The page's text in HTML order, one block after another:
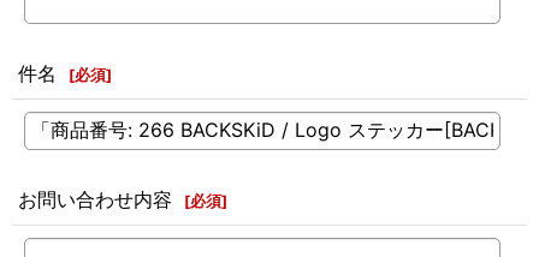
件名 [必須]
お問い合わせ内容 [必須]